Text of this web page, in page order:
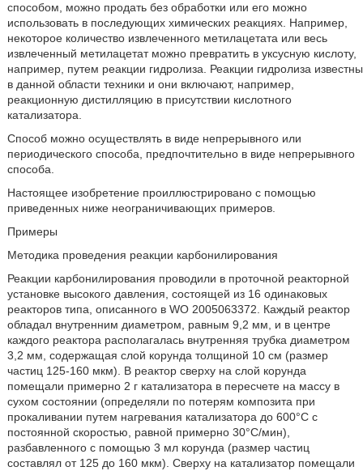
способом, можно продать без обработки или его можно
использовать в последующих химических реакциях. Например,
некоторое количество извлеченного метилацетата или весь
извлеченный метилацетат можно превратить в уксусную кислоту,
например, путем реакции гидролиза. Реакции гидролиза известны
в данной области техники и они включают, например,
реакционную дистилляцию в присутствии кислотного
катализатора.
Способ можно осуществлять в виде непрерывного или
периодического способа, предпочтительно в виде непрерывного
способа.
Настоящее изобретение проиллюстрировано с помощью
приведенных ниже неограничивающих примеров.
Примеры
Методика проведения реакции карбонилирования
Реакции карбонилирования проводили в проточной реакторной
установке высокого давления, состоящей из 16 одинаковых
реакторов типа, описанного в WO 2005063372. Каждый реактор
обладал внутренним диаметром, равным 9,2 мм, и в центре
каждого реактора располагалась внутренняя трубка диаметром
3,2 мм, содержащая слой корунда толщиной 10 см (размер
частиц 125-160 мкм). В реактор сверху на слой корунда
помещали примерно 2 г катализатора в пересчете на массу в
сухом состоянии (определяли по потерям композита при
прокаливании путем нагревания катализатора до 600°С с
постоянной скоростью, равной примерно 30°С/мин),
разбавленного с помощью 3 мл корунда (размер частиц
составлял от 125 до 160 мкм). Сверху на катализатор помещали